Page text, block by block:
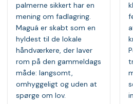
palmerne sikkert har en
mening om fadlagring.
Maguá er skabt som en
hyldest til de lokale
håndværkere, der laver
rom på den gammeldags
måde: langsomt,
omhyggeligt og uden at
spørge om lov.